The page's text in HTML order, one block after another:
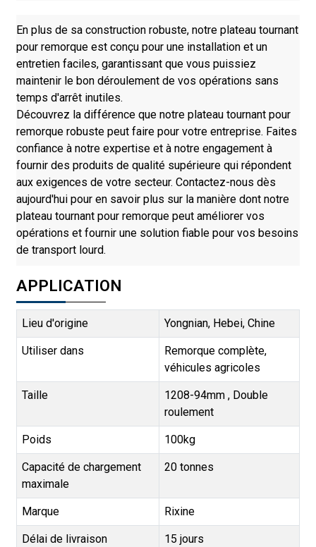
En plus de sa construction robuste, notre plateau tournant
pour remorque est conçu pour une installation et un
entretien faciles, garantissant que vous puissiez
maintenir le bon déroulement de vos opérations sans
temps d'arrêt inutiles.
Découvrez la différence que notre plateau tournant pour
remorque robuste peut faire pour votre entreprise. Faites
confiance à notre expertise et à notre engagement à
fournir des produits de qualité supérieure qui répondent
aux exigences de votre secteur. Contactez-nous dès
aujourd'hui pour en savoir plus sur la manière dont notre
plateau tournant pour remorque peut améliorer vos
opérations et fournir une solution fiable pour vos besoins
de transport lourd.
APPLICATION
Lieu d'origine Yongnian, Hebei, Chine
Utiliser dans
Remorque complète,
véhicules agricoles
Taille
1208-94mm , Double
roulement
Poids 100kg
Capacité de chargement
maximale
20 tonnes
Marque Rixine
Délai de livraison 15 jours